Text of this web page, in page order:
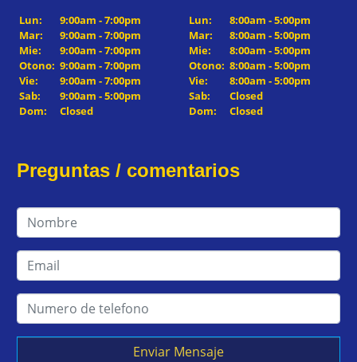
Lun:
9:00am - 7:00pm
Mar:
9:00am - 7:00pm
Mie:
9:00am - 7:00pm
Otono: 9:00am - 7:00pm
Vie:
9:00am - 7:00pm
Sab:
9:00am - 5:00pm
Dom:
Closed
Lun:
8:00am - 5:00pm
Mar:
8:00am - 5:00pm
Mie:
8:00am - 5:00pm
Otono: 8:00am - 5:00pm
Vie:
8:00am - 5:00pm
Sab:
Closed
Dom:
Closed
Preguntas / comentarios
Enviar Mensaje